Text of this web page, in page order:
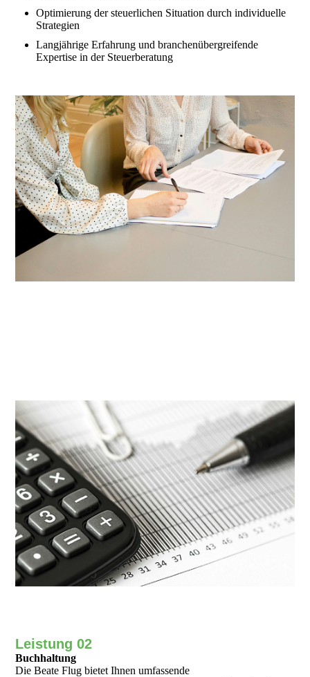
Optimierung der steuerlichen Situation durch individuelle
Strategien
Langjährige Erfahrung und branchenübergreifende
Expertise in der Steuerberatung
Leistung 02
Buchhaltung
Die Beate Flug bietet Ihnen umfassende